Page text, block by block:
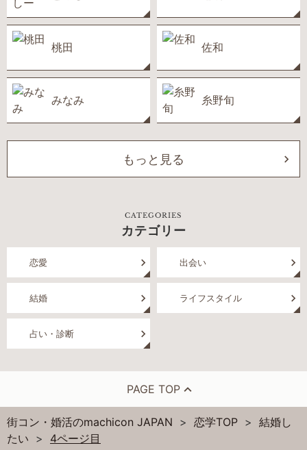
桃田 佐和
みなみ 糸野旬
もっと見る
CATEGORIES
カテゴリー
恋愛 出会い
結婚 ライフスタイル
占い・診断
PAGE TOP
街コン・婚活のmachicon JAPAN 恋学TOP
結婚し
たい
4ページ目